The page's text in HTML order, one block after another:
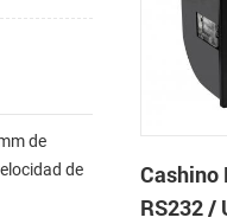
Cashino
RS232 /
de
de
del